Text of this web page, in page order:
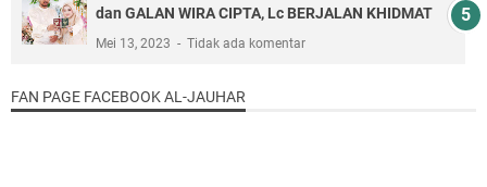
dan GALAN WIRA CIPTA, Lc BERJALAN KHIDMAT
Mei 13, 2023 Tidak ada komentar
FAN PAGE FACEBOOK AL-JAUHAR